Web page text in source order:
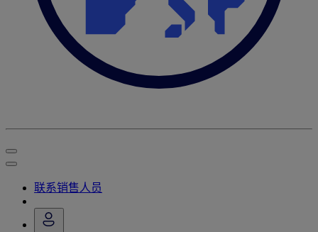
联系销售人员